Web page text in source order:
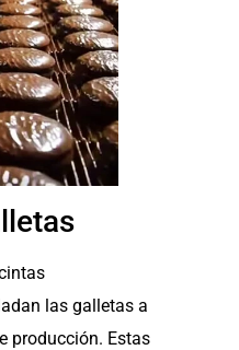
las galletas a
producción. Estas